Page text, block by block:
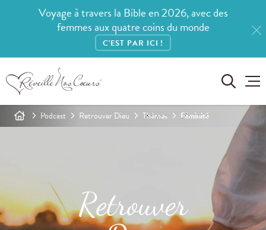
Voyage à travers la Bible en 2026, avec des
femmes aux quatre coins du monde
C'EST PAR ICI !
Podcast Retrouver Dieu Thèmes Féminité